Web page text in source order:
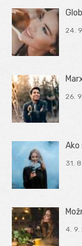
24.
26.
31.
4. 9.